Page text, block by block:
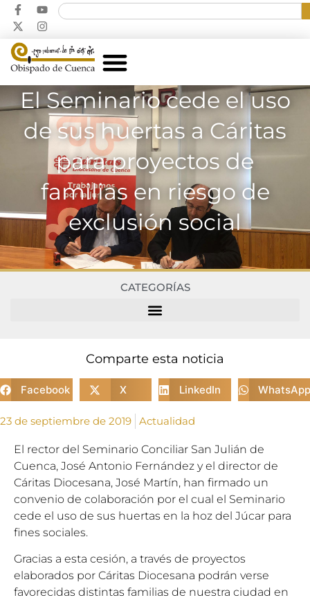
El Seminario cede el uso
de sus huertas a Cáritas
para proyectos de
familias en riesgo de
exclusión social
CATEGORÍAS
Comparte esta noticia
Facebook X LinkedIn WhatsApp
23 de septiembre de 2019 Actualidad
El rector del Seminario Conciliar San Julián de
Cuenca, José Antonio Fernández y el director de
Cáritas Diocesana, José Martín, han firmado un
convenio de colaboración por el cual el Seminario
cede el uso de sus huertas en la hoz del Júcar para
fines sociales.
Gracias a esta cesión, a través de proyectos
elaborados por Cáritas Diocesana podrán verse
favorecidas distintas familias de nuestra ciudad en